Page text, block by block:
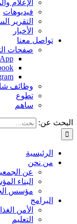
الإعلام
فيديوهات
التقرير
الأخبار
تواصل معنا
صفحات
وظائف
تطوع
ساهم
البحث عن:
الرئيسية
من نحن
عن
البناء
مؤسس
البرامج
الأمن
التعليم